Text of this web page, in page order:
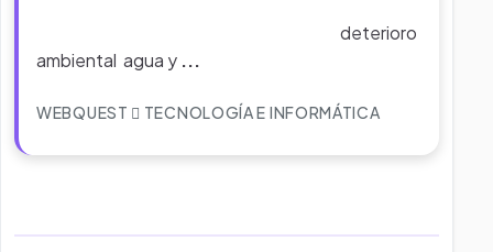
deterioro
ambiental agua y ...
WEBQUEST TECNOLOGÍA E INFORMÁTICA